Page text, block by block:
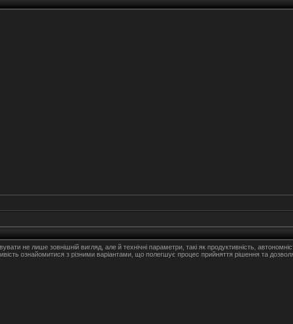
не лише зовнішній вигляд, але й технічні параметри, такі як продуктивність,
ознайомитися з різними варіантами, що полегшує процес прийняття рішення та